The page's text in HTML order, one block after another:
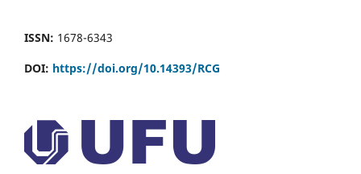
ISSN: 1678-6343
DOI: https://doi.org/10.14393/RCG